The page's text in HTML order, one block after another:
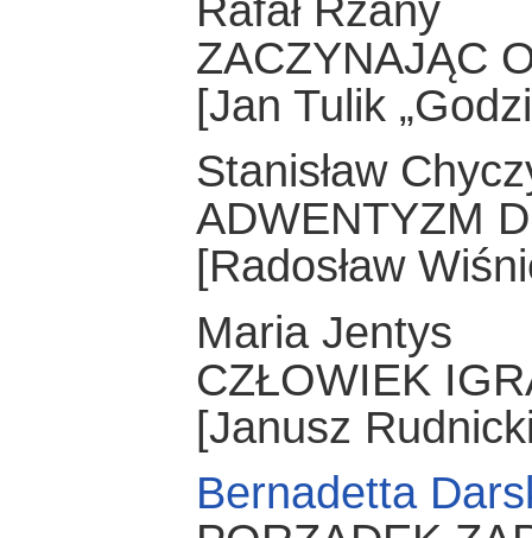
Rafał Rżany
ZACZYNAJĄC
[Jan Tulik
Stanisław
ADWENTYZM
[Radosław
Maria Jentys
CZŁOWIEK
[Janusz
Bernadetta